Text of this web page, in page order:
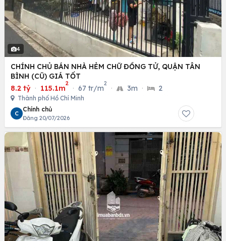
4
CHÍNH CHỦ BÁN NHÀ HẺM CHỮ ĐỒNG TỬ, QUẬN TÂN
BÌNH (CŨ) GIÁ TỐT
8.2 tỷ · 115.1m
2
· 67 tr/m
2
· 3m · 2
Thành phố Hồ Chí Minh
C
Chính chủ
Đăng 20/07/2026